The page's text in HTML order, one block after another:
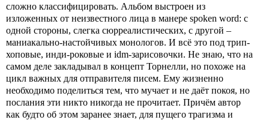
сложно классифицировать. Альбом выстроен из
изложенных от неизвестного лица в манере spoken word: c
одной стороны, слегка сюрреалистических, с другой –
маниакально-настойчивых монологов. И всё это под трип-
хоповые, инди-роковые и idm-зарисовочки. Не знаю, что на
самом деле закладывал в концепт Торнелли, но похоже на
цикл важных для отправителя писем. Ему жизненно
необходимо поделиться тем, что мучает и не даёт покоя, но
послания эти никто никогда не прочитает. Причём автор
как будто об этом заранее знает, для пущего трагизма и